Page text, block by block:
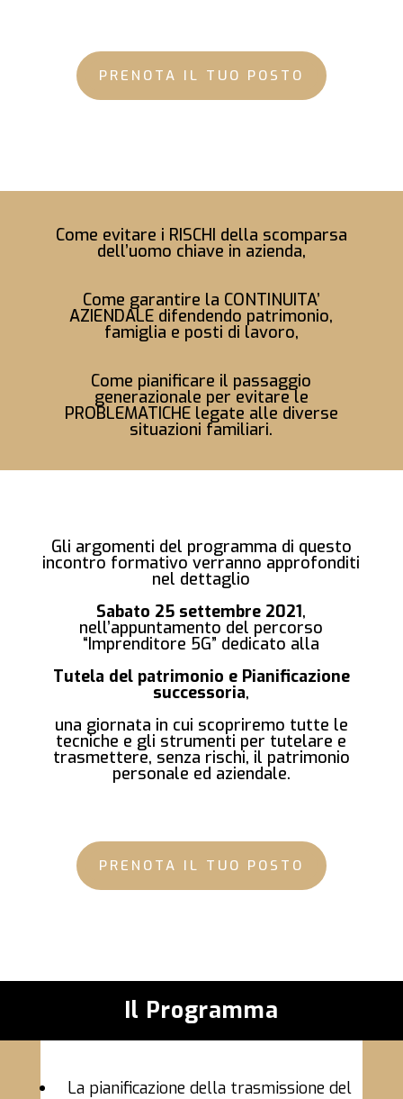
PRENOTA IL TUO POSTO
Come evitare i RISCHI della scomparsa
dell’uomo chiave in azienda,
Come garantire la CONTINUITA’
AZIENDALE difendendo patrimonio,
famiglia e posti di lavoro,
Come pianificare il passaggio
generazionale per evitare le
PROBLEMATICHE legate alle diverse
situazioni familiari.
Gli argomenti del programma di questo
incontro formativo verranno approfonditi
nel dettaglio
Sabato 25 settembre 2021,
nell’appuntamento del percorso
“Imprenditore 5G” dedicato alla
Tutela del patrimonio e Pianificazione
successoria,
una giornata in cui scopriremo tutte le
tecniche e gli strumenti per tutelare e
trasmettere, senza rischi, il patrimonio
personale ed aziendale.
PRENOTA IL TUO POSTO
Il Programma
La pianificazione della trasmissione del